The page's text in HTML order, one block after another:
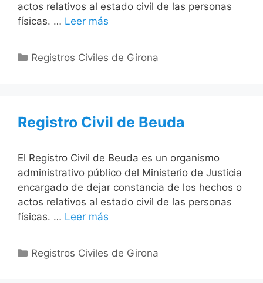
actos relativos al estado civil de las personas
físicas. … Leer más
Categorías
Registros Civiles de Girona
Registro Civil de Beuda
El Registro Civil de Beuda es un organismo
administrativo público del Ministerio de Justicia
encargado de dejar constancia de los hechos o
actos relativos al estado civil de las personas
físicas. … Leer más
Categorías
Registros Civiles de Girona